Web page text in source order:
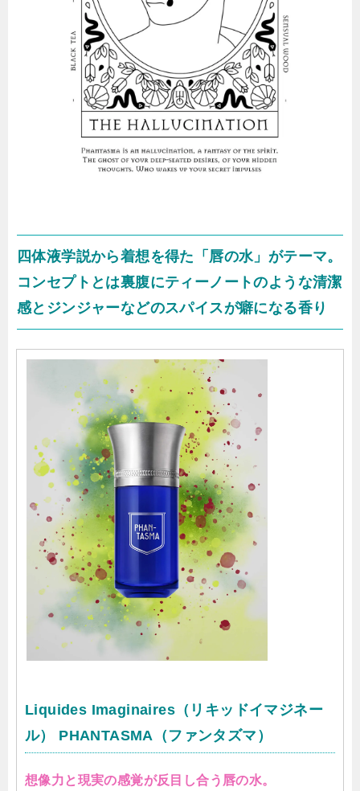
四体液学説から着想を得た「唇の水」がテーマ。
コンセプトとは裏腹にティーノートのような清潔
感とジンジャーなどのスパイスが癖になる香り
Liquides Imaginaires（リキッドイマジネー
ル） PHANTASMA（ファンタズマ）
想像力と現実の感覚が反目し合う唇の水。